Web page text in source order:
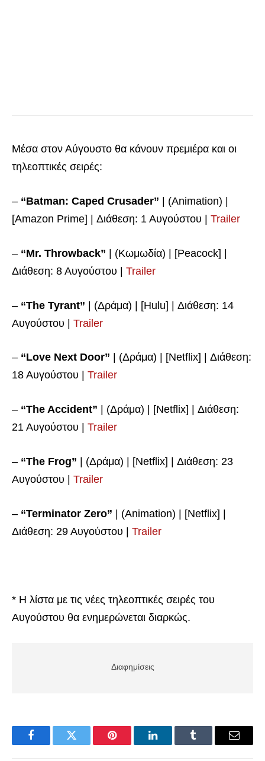
Μέσα στον Αύγουστο θα κάνουν πρεμιέρα και οι
τηλεοπτικές σειρές:
– “Batman: Caped Crusader” | (Animation) |
[Amazon Prime] | Διάθεση: 1 Αυγούστου | Trailer
– “Mr. Throwback” | (Κωμωδία) | [Peacock] |
Διάθεση: 8 Αυγούστου | Trailer
– “The Tyrant” | (Δράμα) | [Hulu] | Διάθεση: 14
Αυγούστου | Trailer
– “Love Next Door” | (Δράμα) | [Netflix] | Διάθεση:
18 Αυγούστου | Trailer
– “The Accident” | (Δράμα) | [Netflix] | Διάθεση:
21 Αυγούστου | Trailer
– “The Frog” | (Δράμα) | [Netflix] | Διάθεση: 23
Αυγούστου | Trailer
– “Terminator Zero” | (Animation) | [Netflix] |
Διάθεση: 29 Αυγούστου | Trailer
* Η λίστα με τις νέες τηλεοπτικές σειρές του
Αυγούστου θα ενημερώνεται διαρκώς.
Διαφημίσεις
FacebookTwitter Pinterest LinkedInTumblr Email